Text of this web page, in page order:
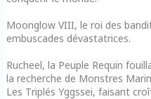
Moonglow VIII, le roi des
embuscades dévastatrices.
Rucheel, la Peuple Requin
la recherche de Monstres
Les Triplés Yggssei, faisant